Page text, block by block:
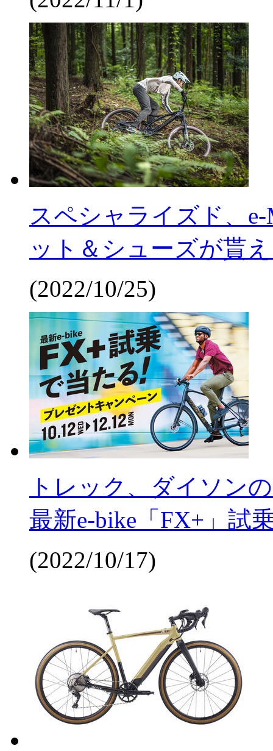
スペシャライズド、
ット＆シューズが貰
(2022/10/25)
トレック、ダイソン
最新e-bike「FX+」試
(2022/10/17)